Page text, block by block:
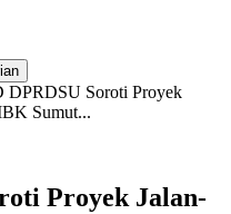
DPRDSU Soroti Proyek
Sumut...
Proyek Jalan-